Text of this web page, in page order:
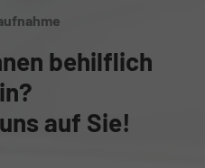
behilflich
uns auf Sie!